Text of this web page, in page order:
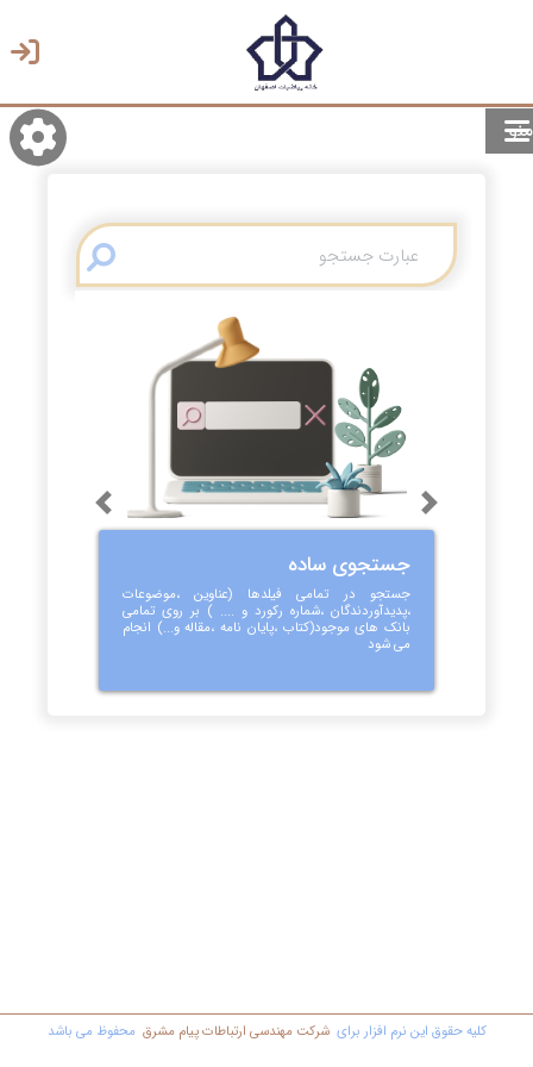
منو
انتخاب زبان
جستجوی ساده
جستجو در تمامی فیلدها (عناوین ،موضوعات
،پدیدآوردندگان ،شماره رکورد و .... ) بر روی تمامی
بانک های موجود(کتاب ،پایان نامه ،مقاله و...) انجام
می شود
Previous Next
کليه حقوق اين نرم افزار برای شرکت مهندسي ارتباطات پیام مشرق محفوظ مي باشد